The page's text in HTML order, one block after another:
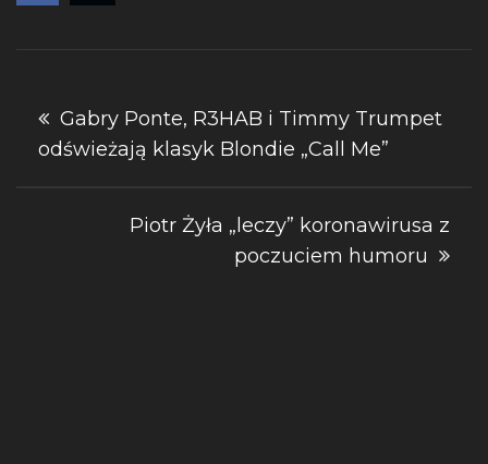
Nawigacja
wpisu
Gabry Ponte, R3HAB i Timmy Trumpet
odświeżają klasyk Blondie „Call Me”
Piotr Żyła „leczy” koronawirusa z
poczuciem humoru